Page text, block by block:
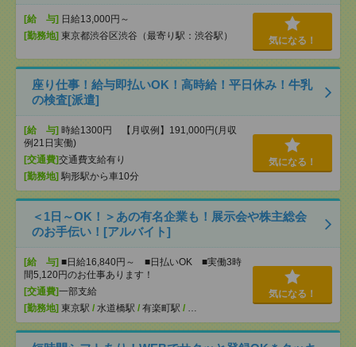
[給 与] 日給13,000円～
[勤務地] 東京都渋谷区渋谷（最寄り駅：渋谷駅） 気になる！
座り仕事！給与即払いOK！高時給！平日休み！牛乳
の検査[派遣]
[給 与] 時給1300円 【月収例】191,000円(月収
例21日実働)
[交通費]交通費支給有り
[勤務地] 駒形駅から車10分
気になる！
＜1日～OK！＞あの有名企業も！展示会や株主総会
のお手伝い！[アルバイト]
[給 与] ■日給16,840円～ ■日払いOK ■実働3時
間5,120円のお仕事あります！
[交通費]一部支給
[勤務地] 東京駅 / 水道橋駅 / 有楽町駅 / …
気になる！